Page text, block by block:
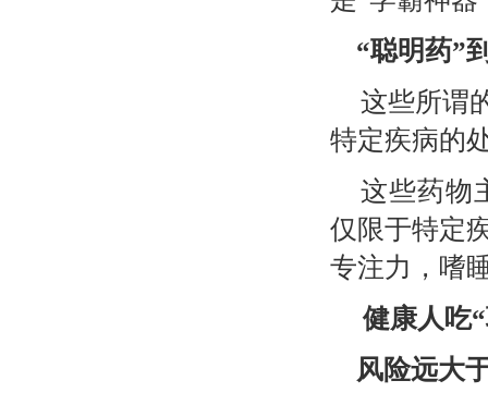
“聪明药”
这些所谓
特定疾病的
这些药物
仅限于特定
专注力，嗜
健康人吃
风险远大